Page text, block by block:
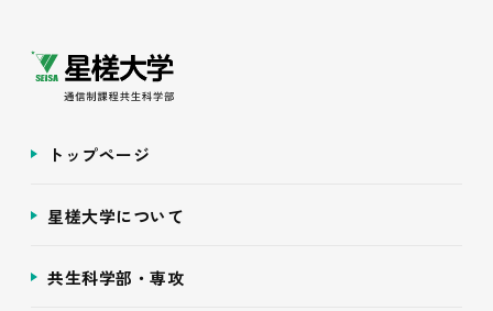
トップページ
星槎大学について
共生科学部・専攻